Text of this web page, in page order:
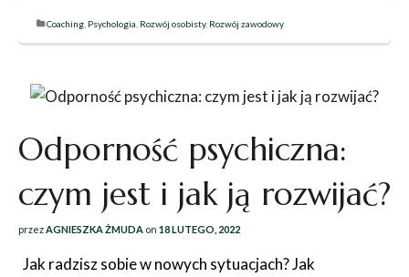
Coaching Psychologia Rozwój osobisty, Rozwój zawodowy
Odporność psychiczna:
czym jest i jak ją rozwijać?
przezAGNIESZKA ŻMUDA on 18 LUTEGO, 2022
Jak radzisz sobie w nowych sytuacjach? Jak